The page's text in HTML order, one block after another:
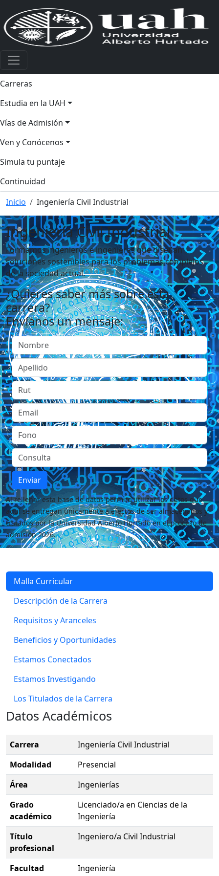
Carreras
Estudia en la UAH
Vías de Admisión
Ven y Conócenos
Simula tu puntaje
Continuidad
Inicio
Ingeniería Civil Industrial
Ingeniería Civil Industrial
Formamos ingenieros e ingenieras que diseñan
soluciones sostenibles para los problemas complejos
de la sociedad actual.
¿Quieres saber más sobre esta
carrera?
Envíanos un mensaje:
Enviar
Al rellenar esta base de datos permito utilizar los datos que
aquí se entregan únicamente a efectos de ser almacenados y
tratados por la Universidad Alberto Hurtado en el proceso de
admisión 2026.
Malla Curricular
Descripción de la Carrera
Requisitos y Aranceles
Beneficios y Oportunidades
Estamos Conectados
Estamos Investigando
Los Titulados de la Carrera
Datos Académicos
Carrera
Ingeniería Civil Industrial
Modalidad
Presencial
Área
Ingenierías
Grado
académico
Licenciado/a en Ciencias de la
Ingeniería
Título
profesional
Ingeniero/a Civil Industrial
Facultad Ingeniería